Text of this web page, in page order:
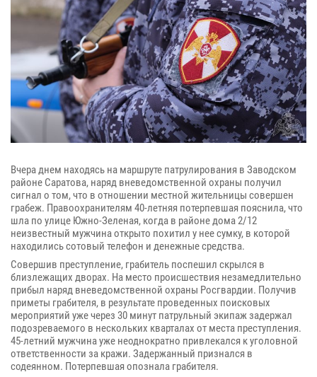
Вчера днем находясь на маршруте патрулирования в Заводском
районе Саратова, наряд вневедомственной охраны получил
сигнал о том, что в отношении местной жительницы совершен
грабеж. Правоохранителям 40-летняя потерпевшая пояснила, что
шла по улице Южно-Зеленая, когда в районе дома 2/12
неизвестный мужчина открыто похитил у нее сумку, в которой
находились сотовый телефон и денежные средства.
Совершив преступление, грабитель поспешил скрылся в
близлежащих дворах. На место происшествия незамедлительно
прибыл наряд вневедомственной охраны Росгвардии. Получив
приметы грабителя, в результате проведенных поисковых
мероприятий уже через 30 минут патрульный экипаж задержал
подозреваемого в нескольких кварталах от места преступления.
45-летний мужчина уже неоднократно привлекался к уголовной
ответственности за кражи. Задержанный признался в
содеянном. Потерпевшая опознала грабителя.